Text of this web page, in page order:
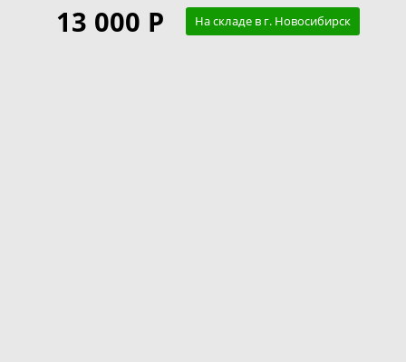
13 000 Р На складе в г. Новосибирск